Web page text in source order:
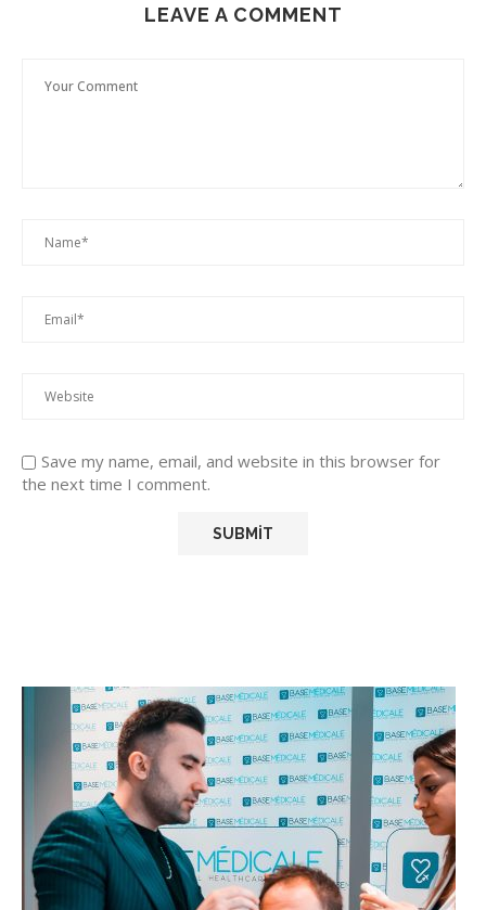
LEAVE A COMMENT
Save my name, email, and website in this browser for
the next time I comment.